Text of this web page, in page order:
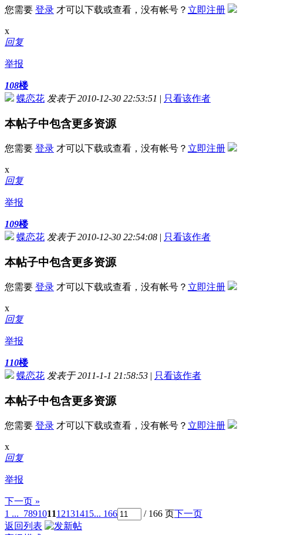
您需要 登录 才可以下载或查看，没有帐号？ 立即注册
x
回复
举报
108楼
蝶恋花 发表于 2010-12-30 22:53:51 | 只看该作者
本帖子中包含更多资源
您需要 登录 才可以下载或查看，没有帐号？ 立即注册
x
回复
举报
109楼
蝶恋花 发表于 2010-12-30 22:54:08 | 只看该作者
本帖子中包含更多资源
您需要 登录 才可以下载或查看，没有帐号？ 立即注册
x
回复
举报
110楼
蝶恋花 发表于 2011-1-1 21:58:53 | 只看该作者
本帖子中包含更多资源
您需要 登录 才可以下载或查看，没有帐号？ 立即注册
x
回复
举报
下一页 »
1 ... 789101112131415... 166 / 166 页下一页
返回列表